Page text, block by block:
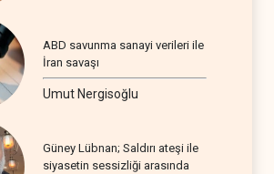
ABD savunma sanayi verileri ile
İran savaşı
Umut Nergisoğlu
Güney Lübnan; Saldırı ateşi ile
siyasetin sessizliği arasında